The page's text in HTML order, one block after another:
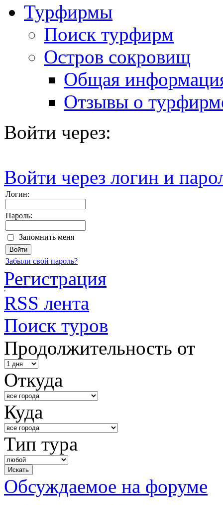
Турфирмы
Поиск турфирм
Остров сокровищ
Общая
Отзывы о
Войти через:
Войти через логин и
Логин:
Пароль:
Запомнить меня
Забыли свой пароль?
Регистрация
RSS лента
Поиск туров
Продолжительность от
Откуда
Куда
Тип тура
Обсуждаемое на форуме